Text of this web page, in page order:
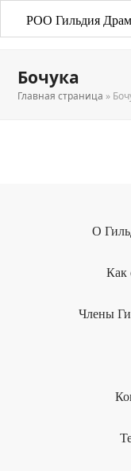
РОО Гильдия
Бочука
Главная страница »
О
Как
Члены